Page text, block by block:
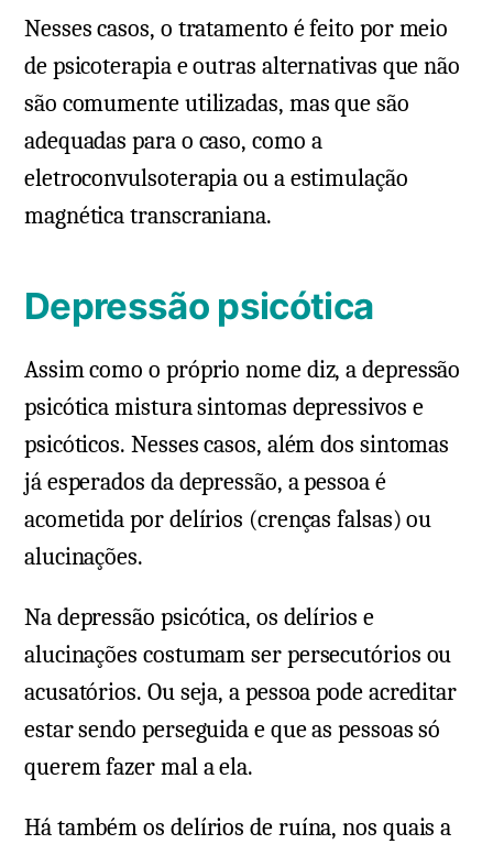
Nesses casos, o tratamento é feito por meio
de psicoterapia e outras alternativas que não
são comumente utilizadas, mas que são
adequadas para o caso, como a
eletroconvulsoterapia ou a estimulação
magnética transcraniana.
Depressão psicótica
Assim como o próprio nome diz, a depressão
psicótica mistura sintomas depressivos e
psicóticos. Nesses casos, além dos sintomas
já esperados da depressão, a pessoa é
acometida por delírios (crenças falsas) ou
alucinações.
Na depressão psicótica, os delírios e
alucinações costumam ser persecutórios ou
acusatórios. Ou seja, a pessoa pode acreditar
estar sendo perseguida e que as pessoas só
querem fazer mal a ela.
Há também os delírios de ruína, nos quais a